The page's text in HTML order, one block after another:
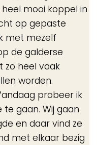
mooi koppel in
op gepaste
met mezelf
de galderse
zo heel vaak
worden.
probeer ik
gaan. Wij gaan
en daar vind ze
met elkaar bezig